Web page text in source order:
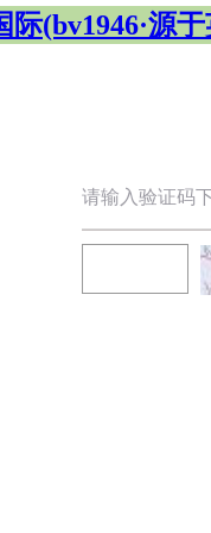
际(bv1946·源
请输入验证码